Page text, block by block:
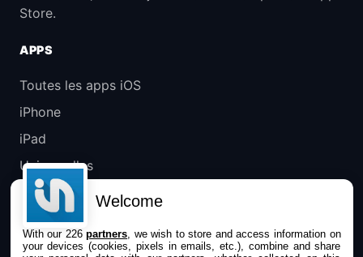
Store.
APPS
Toutes les apps iOS
iPhone
iPad
Universelles
Mac
Apple TV
Welcome
With our 226partners , we wish to store and access information on
your devices (cookies, pixels in emails, etc.), combine and share